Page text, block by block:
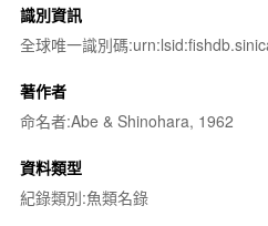
識別資訊
全球唯一識別碼
著作者
命名者:Abe & Shinohara, 1962
資料類型
紀錄類別:魚類名錄